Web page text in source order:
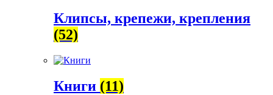
Клипсы, крепежи, крепления
(52)
Книги (11)